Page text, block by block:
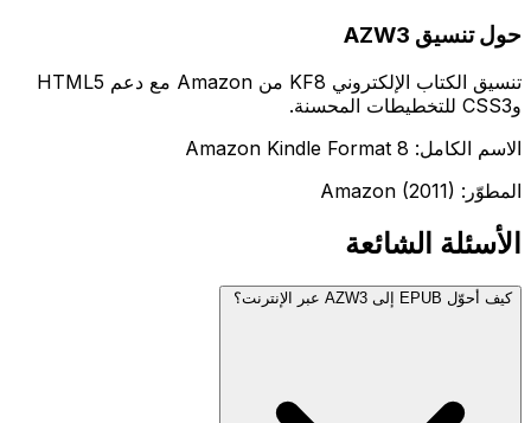
حول تنسيق AZW3
تنسيق الكتاب الإلكتروني KF8 من Amazon مع دعم HTML5
وCSS3 للتخطيطات المحسنة.
الاسم الكامل: Amazon Kindle Format 8
المطوّر: Amazon (2011)
الأسئلة الشائعة
كيف أحوّل EPUB إلى AZW3 عبر الإنترنت؟